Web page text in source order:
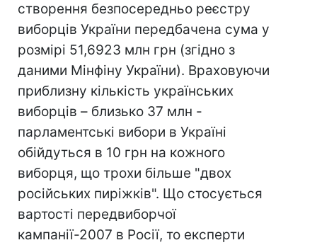
створення безпосередньо реєстру
виборців України передбачена сума у
розмірі 51,6923 млн грн (згідно з
даними Мінфіну України). Враховуючи
приблизну кількість українських
виборців – близько 37 млн -
парламентські вибори в Україні
обійдуться в 10 грн на кожного
виборця, що трохи більше "двох
російських пиріжків". Що стосується
вартості передвиборчої
кампанії-2007 в Росії, то експерти